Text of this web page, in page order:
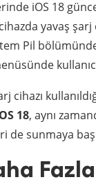
iOS 18
yavaş şarj
Pil
cihazı
18, aynı
de sunmaya
Fazla